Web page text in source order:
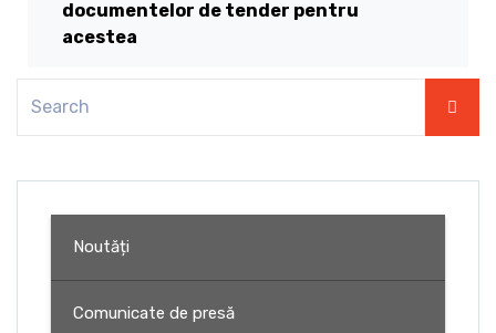
documentelor de tender pentru
acestea
Noutăți
Comunicate de presă